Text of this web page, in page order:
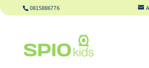
0815886776